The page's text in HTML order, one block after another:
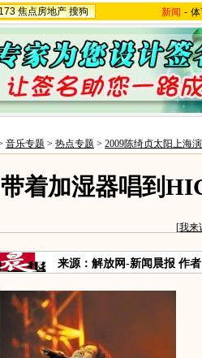
焦点房地产 搜狗 新闻 -
音乐专题 > 热点专题 > 2009陈绮贞太阳上海
着加湿器唱到
[我来
来源：解放网-新闻晨报 作